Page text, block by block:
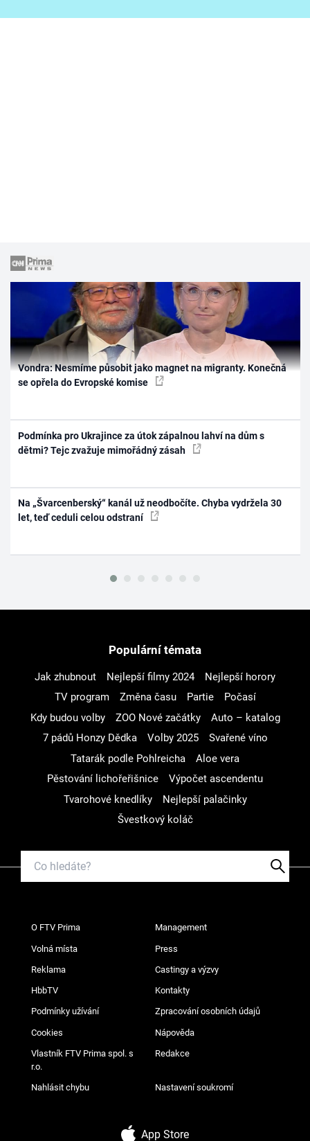
Vondra: Nesmíme působit jako magnet na migranty. Konečná
se opřela do Evropské komise
Podmínka pro Ukrajince za útok zápalnou lahví na dům s
dětmi? Tejc zvažuje mimořádný zásah
Na „Švarcenberský“ kanál už neodbočíte. Chyba vydržela 30
let, teď ceduli celou odstraní
Populární témata
Jak zhubnout Nejlepší filmy 2024
Nejlepší horory
TV program
Změna času Partie
Počasí
Kdy budou volby
ZOO Nové začátky
Auto – katalog
7 pádů Honzy Dědka
Volby 2025
Svařené víno
Tatarák podle Pohlreicha
Aloe vera
Pěstování lichořeřišnice
Výpočet ascendentu
Tvarohové knedlíky
Nejlepší palačinky
Švestkový koláč
O FTV Prima Management
Volná místa Press
Reklama Castingy a výzvy
HbbTV Kontakty
Podmínky užívání Zpracování osobních údajů
Cookies Nápověda
Vlastník FTV Prima spol. s
r.o.
Redakce
Nahlásit chybu Nastavení soukromí
App Store